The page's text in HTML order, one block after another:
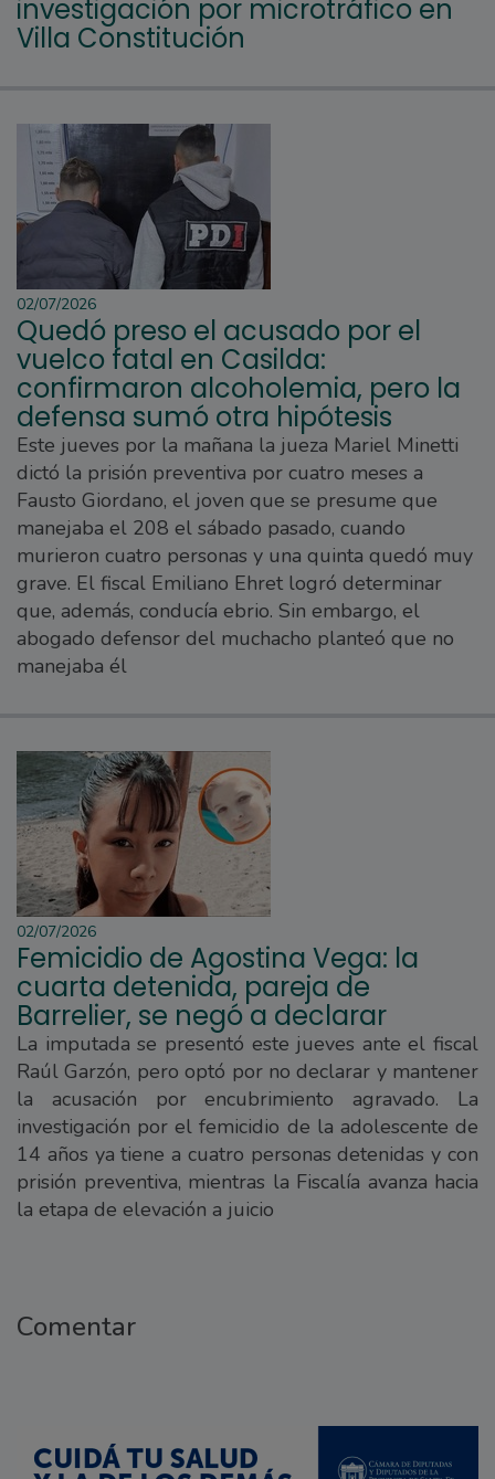
investigación por microtráfico en
Villa Constitución
02/07/2026
Quedó preso el acusado por el
vuelco fatal en Casilda:
confirmaron alcoholemia, pero la
defensa sumó otra hipótesis
Este jueves por la mañana la jueza Mariel Minetti
dictó la prisión preventiva por cuatro meses a
Fausto Giordano, el joven que se presume que
manejaba el 208 el sábado pasado, cuando
murieron cuatro personas y una quinta quedó muy
grave. El fiscal Emiliano Ehret logró determinar
que, además, conducía ebrio. Sin embargo, el
abogado defensor del muchacho planteó que no
manejaba él
02/07/2026
Femicidio de Agostina Vega: la
cuarta detenida, pareja de
Barrelier, se negó a declarar
La imputada se presentó este jueves ante el fiscal
Raúl Garzón, pero optó por no declarar y mantener
la acusación por encubrimiento agravado. La
investigación por el femicidio de la adolescente de
14 años ya tiene a cuatro personas detenidas y con
prisión preventiva, mientras la Fiscalía avanza hacia
la etapa de elevación a juicio
Comentar